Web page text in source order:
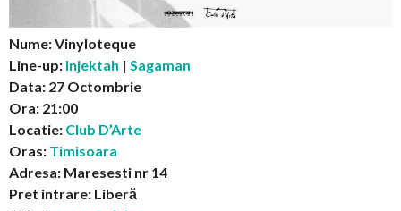
Nume: Vinyloteque
Line-up: Injektah | Sagaman
Data: 27 Octombrie
Ora: 21:00
Locatie: Club D’Arte
Oras: Timisoara
Adresa: Maresesti nr 14
Pret intrare: Liberă